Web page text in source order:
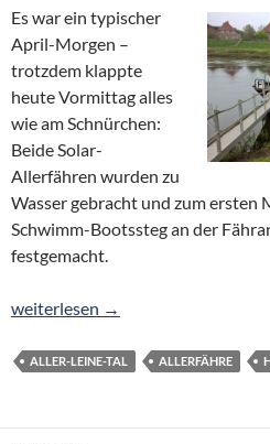
Es war ein typischer
April-Morgen –
trotzdem klappte
heute Vormittag alles
wie am Schnürchen:
Beide Solar-
Allerfähren wurden zu
Wasser gebracht und zum ersten
Schwimm-Bootssteg an der
festgemacht.
Neuer Schwimm-Bootssteg und
weiterlesen →
ALLER-LEINE-TAL ALLERFÄHRE